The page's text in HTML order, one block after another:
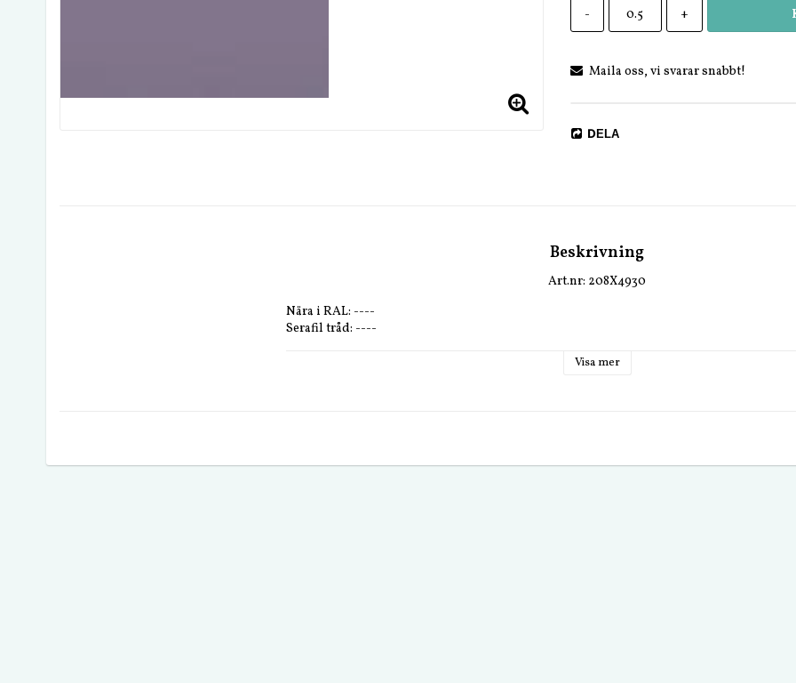
- +
Maila oss, vi svarar snabbt!
DELA
Beskrivning
Art.nr: 208X4930
Nära i RAL: ----
Serafil tråd: ----
Visa mer